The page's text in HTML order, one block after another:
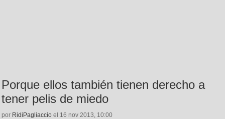
Porque ellos también tienen derecho a
tener pelis de miedo
por RidiPagliaccio el 16 nov 2013, 10:00